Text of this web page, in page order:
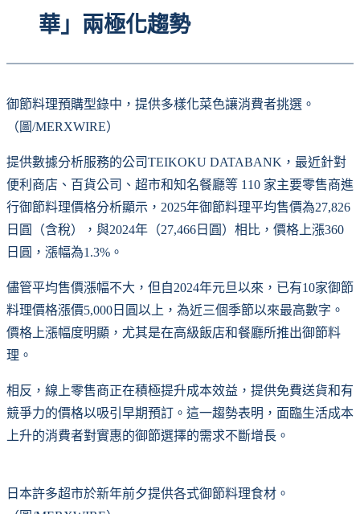
華」兩極化趨勢
御節料理預購型錄中，提供多樣化菜色讓消費者挑選。
（圖/MERXWIRE）
提供數據分析服務的公司TEIKOKU DATABANK，最近針對
便利商店、百貨公司、超市和知名餐廳等 110 家主要零售商進
行御節料理價格分析顯示，2025年御節料理平均售價為27,826
日圓（含稅），與2024年（27,466日圓）相比，價格上漲360
日圓，漲幅為1.3%。
儘管平均售價漲幅不大，但自2024年元旦以來，已有10家御節
料理價格漲價5,000日圓以上，為近三個季節以來最高數字。
價格上漲幅度明顯，尤其是在高級飯店和餐廳所推出御節料
理。
相反，線上零售商正在積極提升成本效益，提供免費送貨和有
競爭力的價格以吸引早期預訂。這一趨勢表明，面臨生活成本
上升的消費者對實惠的御節選擇的需求不斷增長。
日本許多超市於新年前夕提供各式御節料理食材。